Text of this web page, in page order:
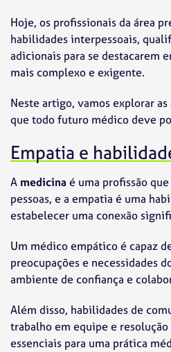
Hoje, os profissionais da área
habilidades interpessoais,
adicionais para se destacarem
mais complexo e exigente.
Neste artigo, vamos explorar as
que todo futuro médico deve
Empatia e
A medicinaé uma profissão
pessoas, e a empatia é uma
estabelecer uma conexão
Um médico empático é capaz
preocupações e necessidades
ambiente de confiança e
Além disso, habilidades de
trabalho em equipe e
essenciais para uma prática